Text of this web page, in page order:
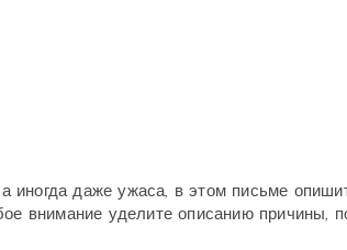
иногда даже ужаса, в этом письме
внимание уделите описанию причины,